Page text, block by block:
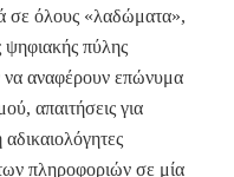
σε όλους «λαδώματα»,
ψηφιακής πύλης
να αναφέρουν επώνυμα
απαιτήσεις για
πληροφοριών σε μία